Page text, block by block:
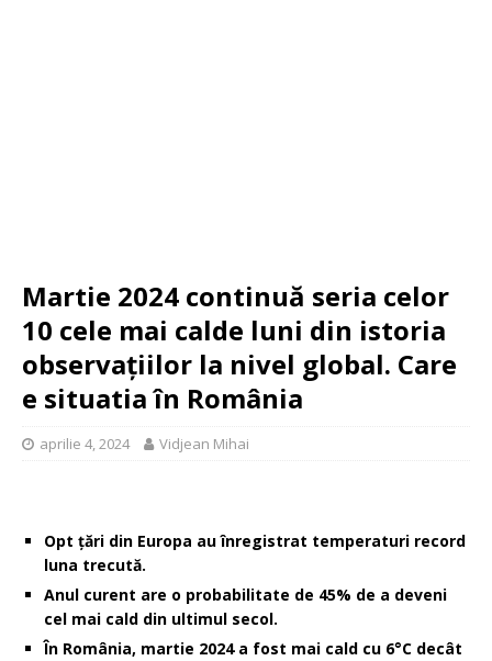
Martie 2024 continuă seria celor
10 cele mai calde luni din istoria
observațiilor la nivel global. Care
e situatia în România
aprilie 4, 2024 Vidjean Mihai
Opt țări din Europa au înregistrat temperaturi record
luna trecută.
Anul curent are o probabilitate de 45% de a deveni
cel mai cald din ultimul secol.
În România, martie 2024 a fost mai cald cu 6°C decât